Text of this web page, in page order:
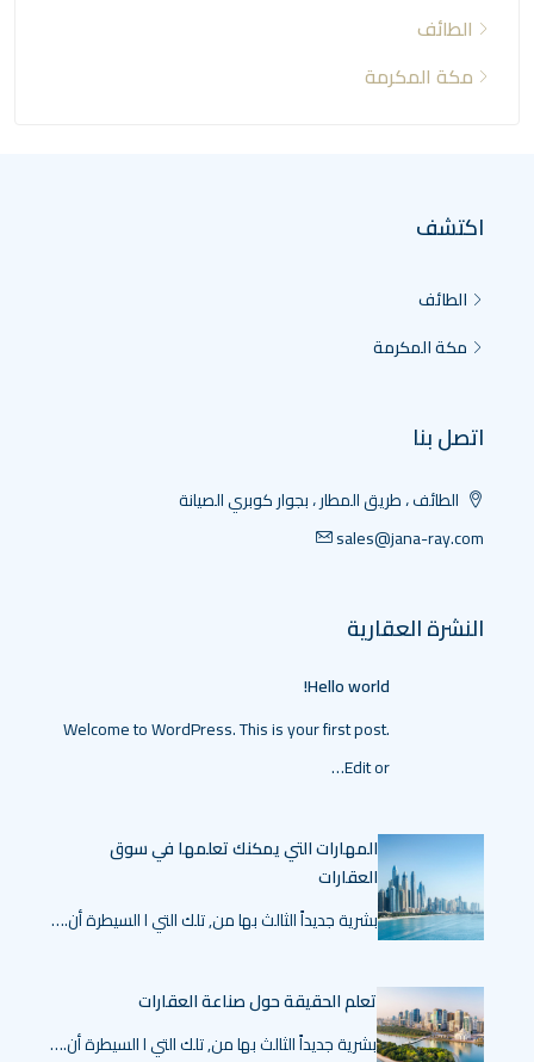
الطائف
مكة المكرمة
اكتشف
الطائف
مكة المكرمة
اتصل بنا
الطائف ، طريق المطار ، بجوار كوبري الصيانة
sales@jana-ray.com
النشرة العقارية
Hello world!
Welcome to WordPress. This is your first post.
Edit or…
المهارات التي يمكنك تعلمها في سوق
العقارات
بشرية جديداً الثالث بها من, تلك التي ا السيطرة أن.…
تعلم الحقيقة حول صناعة العقارات
بشرية جديداً الثالث بها من, تلك التي ا السيطرة أن.…